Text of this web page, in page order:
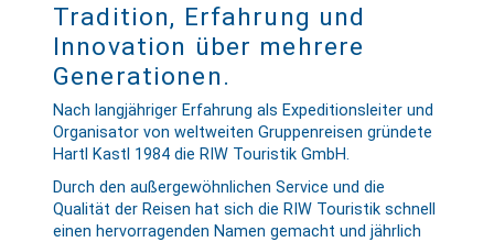
Tradition, Erfahrung und
Innovation über mehrere
Generationen.
Nach langjähriger Erfahrung als Ex­pe­ditions­lei­ter und
Organi­sa­tor von welt­weiten Gruppen­reisen gründete
Hartl Kastl 1984 die RIW Touristik GmbH.
Durch den außer­gewöhn­lichen Service und die
Qualität der Reisen hat sich die RIW Touristik schnell
einen her­vor­ragenden Namen gemacht und jährlich